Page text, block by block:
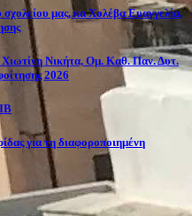
σχολείου μας, κα Χολέβα Ευαγγελία,
Χιωτίνη Νικήτα, Ομ. Καθ. Παν. Δυτ.
2026
για τη διαφοροποιημένη